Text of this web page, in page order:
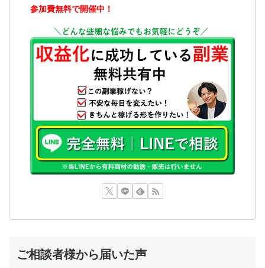
参加費無料で開催中！
ご相談者様から届いた声